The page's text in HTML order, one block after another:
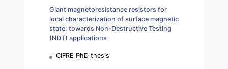
Giant magnetoresistance resistors for
local characterization of surface magnetic
state: towards Non-Destructive Testing
(NDT) applications
CIFRE PhD thesis